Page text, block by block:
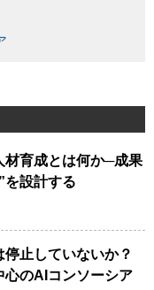
材育成とは何か─成果
を設計する
止していないか？
心のAIコンソーシア